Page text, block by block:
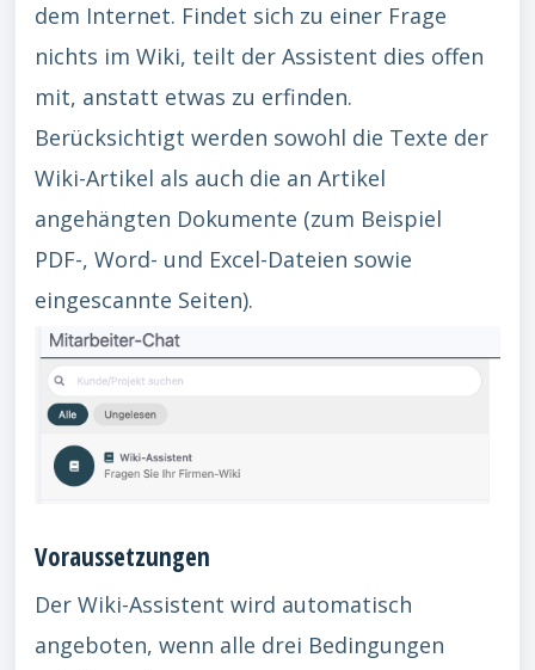
dem Internet. Findet sich zu einer Frage
nichts im Wiki, teilt der Assistent dies offen
mit, anstatt etwas zu erfinden.
Berücksichtigt werden sowohl die Texte der
Wiki-Artikel als auch die an Artikel
angehängten Dokumente (zum Beispiel
PDF-, Word- und Excel-Dateien sowie
eingescannte Seiten).
Voraussetzungen
Der Wiki-Assistent wird automatisch
angeboten, wenn alle drei Bedingungen